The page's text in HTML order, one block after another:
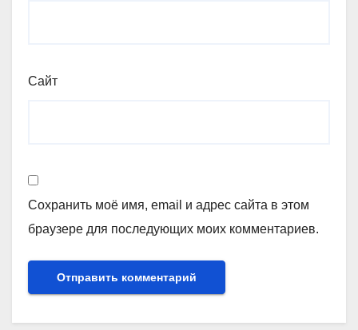
Сайт
Сохранить моё имя, email и адрес сайта в этом
браузере для последующих моих комментариев.